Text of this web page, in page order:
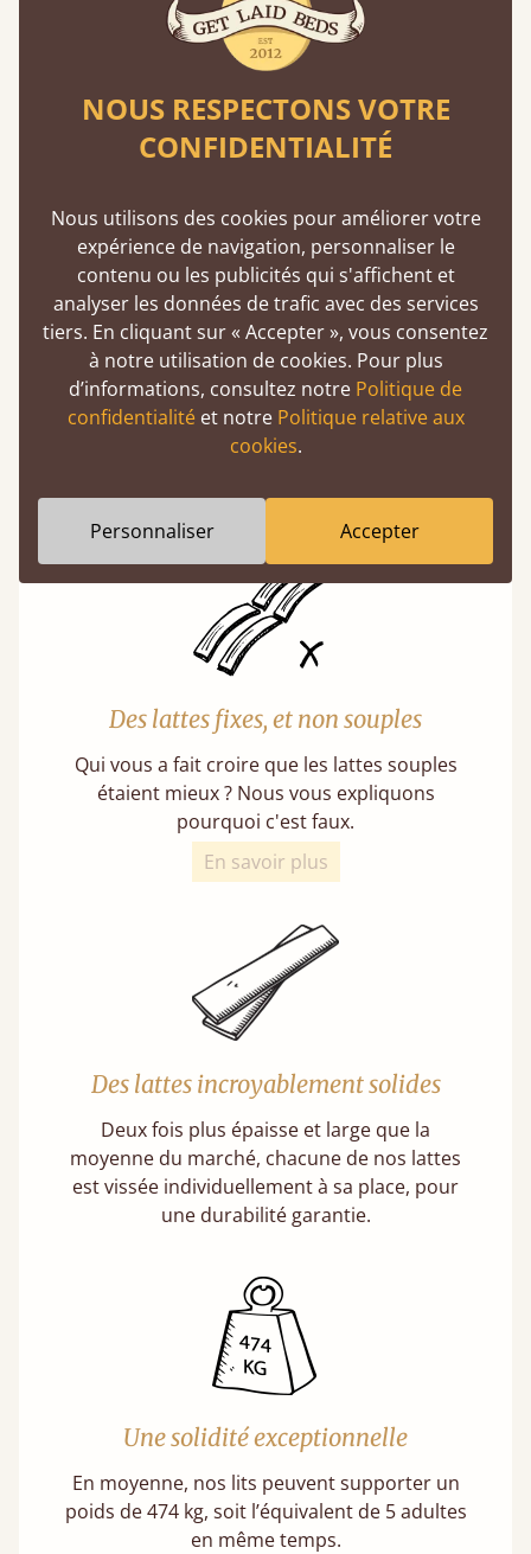
Nos bois tendres proviennent toujours de
forêts gérées de manière responsable et
respectent des normes de durabilité strictes.
En savoir plus
Fabrication artisanale et européenne
Chaque lit est confectionné sur commande
avec soin, et une attention particulière est
portée à la qualité et à la rapidité de la
jours seulement.
Des lattes fixes, et non souples
Qui vous a fait croire que les lattes souples
étaient mieux ? Nous vous expliquons
pourquoi c'est faux.
En savoir plus
Des lattes incroyablement solides
Deux fois plus épaisse et large que la
moyenne du marché, chacune de nos lattes
est vissée individuellement à sa place, pour
une durabilité garantie.
Une solidité exceptionnelle
En moyenne, nos lits peuvent supporter un
poids de 474 kg, soit l’équivalent de 5 adultes
en même temps.
NOUS RESPECTONS VOTRE
CONFIDENTIALITÉ
Nous utilisons des cookies pour améliorer votre
expérience de navigation, personnaliser le
contenu ou les publicités qui s'affichent et
analyser les données de trafic avec des services
tiers. En cliquant sur « Accepter », vous consentez
à notre utilisation de cookies. Pour plus
d’informations, consultez notre Politique de
confidentialitéet notre Politique relative aux
cookies.
Personnaliser Accepter